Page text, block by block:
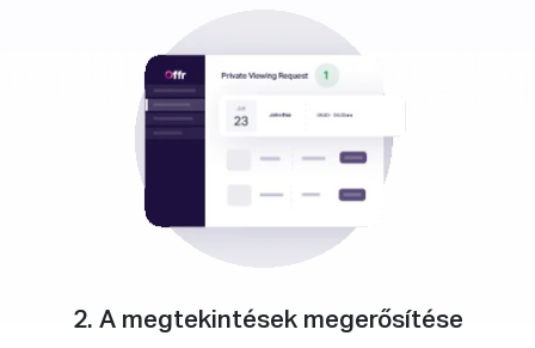
2. A megtekintések megerősítése